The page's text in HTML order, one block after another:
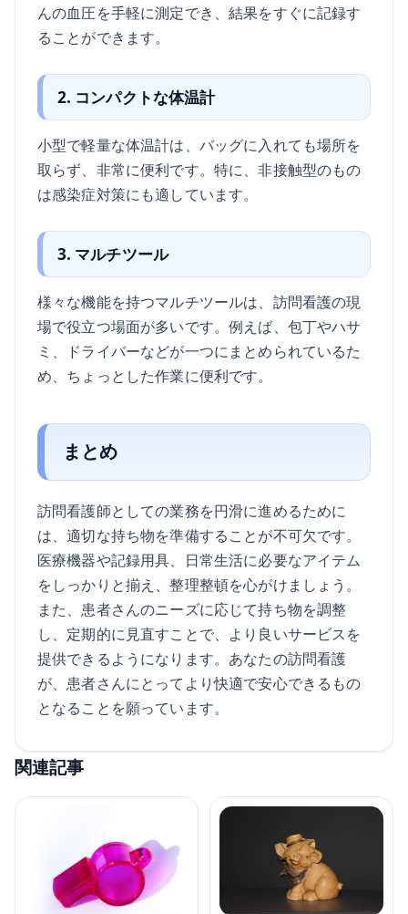
んの血圧を手軽に測定でき、結果をすぐに記録す
ることができます。
2. コンパクトな体温計
小型で軽量な体温計は、バッグに入れても場所を
取らず、非常に便利です。特に、非接触型のもの
は感染症対策にも適しています。
3. マルチツール
様々な機能を持つマルチツールは、訪問看護の現
場で役立つ場面が多いです。例えば、包丁やハサ
ミ、ドライバーなどが一つにまとめられているた
め、ちょっとした作業に便利です。
まとめ
訪問看護師としての業務を円滑に進めるために
は、適切な持ち物を準備することが不可欠です。
医療機器や記録用具、日常生活に必要なアイテム
をしっかりと揃え、整理整頓を心がけましょう。
また、患者さんのニーズに応じて持ち物を調整
し、定期的に見直すことで、より良いサービスを
提供できるようになります。あなたの訪問看護
が、患者さんにとってより快適で安心できるもの
となることを願っています。
関連記事